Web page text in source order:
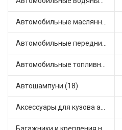
Автомобильные маслянные насосы (6)
Автомобильные передние фары (4)
Автомобильные топливные насосы (16)
Автошампуни (18)
Аксессуары для кузова автомобиля (1)